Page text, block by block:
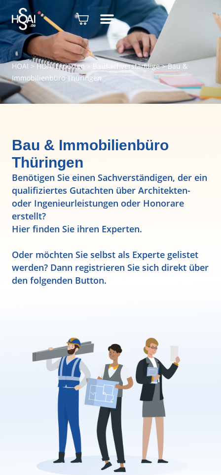
HOAI > HOAI Experten> Bausachverständige>Bau &
Immobilienbüro Thüringen
Bau & Immobilienbüro
Thüringen
Benötigen Sie einen Sachverständigen, der ein
qualifiziertes Gutachten über Architekten-
oder Ingenieurleistungen oder Honorare
erstellt?
Hier finden Sie ihren Experten.
Oder möchten Sie selbst als Experte gelistet
werden? Dann registrieren Sie sich direkt über
den folgenden Button.